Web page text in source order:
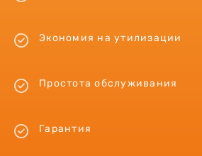
Экономия на утилизации
Простота обслуживания
Гарантия